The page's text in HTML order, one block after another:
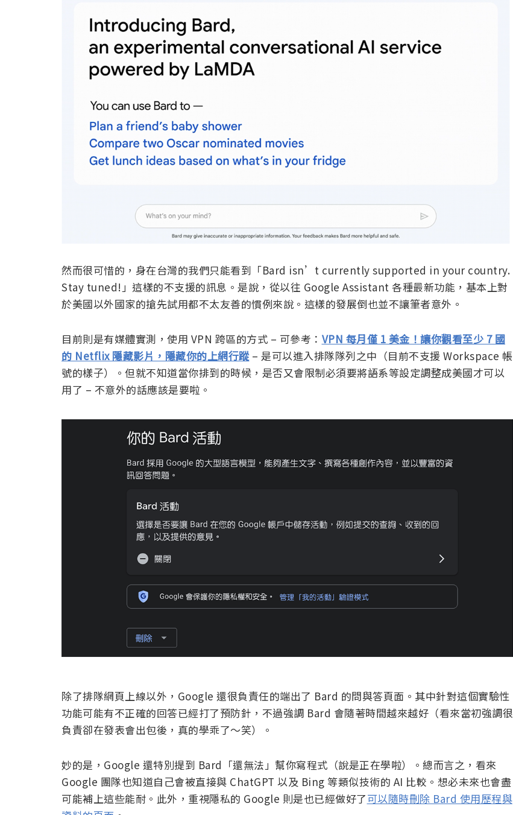
然而很可惜的，身在台灣的我們只能看到「Bard isn’t currently supported in your country.
Stay tuned!」這樣的不支援的訊息。是說，從以往 Google Assistant 各種最新功能，基本上對
於美國以外國家的搶先試用都不太友善的慣例來說。這樣的發展倒也並不讓筆者意外。
目前則是有媒體實測，使用 VPN 跨區的方式 – 可參考： VPN 每月僅 1 美金！讓你觀看至少 7 國
的 Netflix 隱藏影片，隱藏你的上網行蹤– 是可以進入排隊隊列之中（目前不支援 Workspace 帳
號的樣子）。但就不知道當你排到的時候，是否又會限制必須要將語系等設定調整成美國才可以
用了 – 不意外的話應該是要啦。
除了排隊網頁上線以外，Google 還很負責任的端出了 Bard 的問與答頁面。其中針對這個實驗性
功能可能有不正確的回答已經打了預防針，不過強調 Bard 會隨著時間越來越好（看來當初強調很
負責卻在發表會出包後，真的學乖了～笑）。
妙的是，Google 還特別提到 Bard「還無法」幫你寫程式（說是正在學啦）。總而言之，看來
Google 團隊也知道自己會被直接與 ChatGPT 以及 Bing 等類似技術的 AI 比較。想必未來也會盡
可能補上這些能耐。此外，重視隱私的 Google 則是也已經做好了可以隨時刪除 Bard 使用歷程與